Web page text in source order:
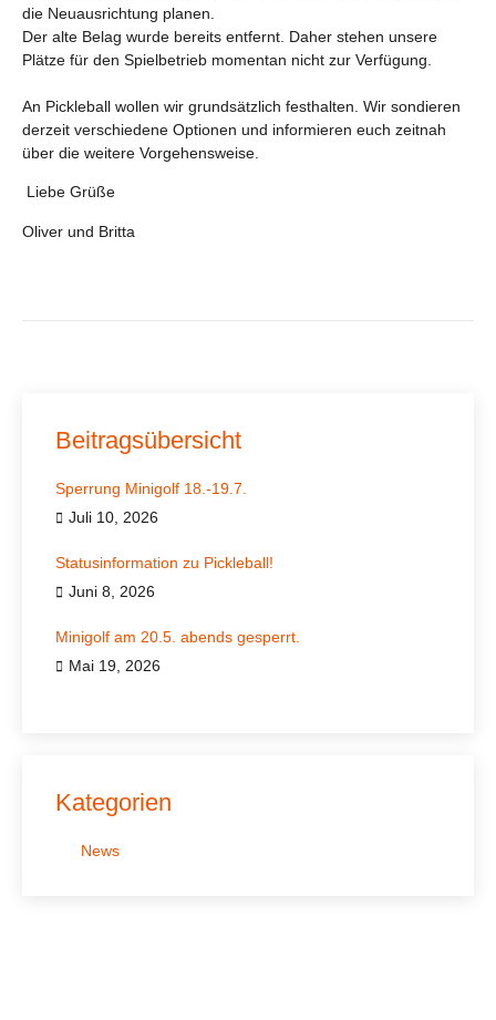
die Neuausrichtung planen.
Der alte Belag wurde bereits entfernt. Daher stehen unsere
Plätze für den Spielbetrieb momentan nicht zur Verfügung.
An Pickleball wollen wir grundsätzlich festhalten. Wir sondieren
derzeit verschiedene Optionen und informieren euch zeitnah
über die weitere Vorgehensweise.
Liebe Grüße
Oliver und Britta
Beitragsübersicht
Sperrung Minigolf 18.-19.7.
Juli 10, 2026
Statusinformation zu Pickleball!
Juni 8, 2026
Minigolf am 20.5. abends gesperrt.
Mai 19, 2026
Kategorien
News